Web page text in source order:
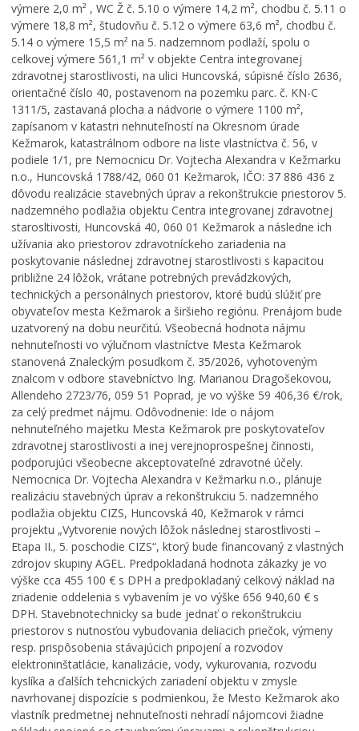
výmere 2,0 m² , WC Ž č. 5.10 o výmere 14,2 m², chodbu č. 5.11 o
výmere 18,8 m², študovňu č. 5.12 o výmere 63,6 m², chodbu č.
5.14 o výmere 15,5 m² na 5. nadzemnom podlaží, spolu o
celkovej výmere 561,1 m² v objekte Centra integrovanej
zdravotnej starostlivosti, na ulici Huncovská, súpisné číslo 2636,
orientačné číslo 40, postavenom na pozemku parc. č. KN-C
1311/5, zastavaná plocha a nádvorie o výmere 1100 m²,
zapísanom v katastri nehnuteľností na Okresnom úrade
Kežmarok, katastrálnom odbore na liste vlastníctva č. 56, v
podiele 1/1, pre Nemocnicu Dr. Vojtecha Alexandra v Kežmarku
n.o., Huncovská 1788/42, 060 01 Kežmarok, IČO: 37 886 436 z
dôvodu realizácie stavebných úprav a rekonštrukcie priestorov 5.
nadzemného podlažia objektu Centra integrovanej zdravotnej
starosltivosti, Huncovská 40, 060 01 Kežmarok a následne ich
užívania ako priestorov zdravotníckeho zariadenia na
poskytovanie následnej zdravotnej starostlivosti s kapacitou
približne 24 lôžok, vrátane potrebných prevádzkových,
technických a personálnych priestorov, ktoré budú slúžiť pre
obyvateľov mesta Kežmarok a širšieho regiónu. Prenájom bude
uzatvorený na dobu neurčitú. Všeobecná hodnota nájmu
nehnuteľnosti vo výlučnom vlastníctve Mesta Kežmarok
stanovená Znaleckým posudkom č. 35/2026, vyhotoveným
znalcom v odbore stavebníctvo Ing. Marianou Dragošekovou,
Allendeho 2723/76, 059 51 Poprad, je vo výške 59 406,36 €/rok,
za celý predmet nájmu. Odôvodnenie: Ide o nájom
nehnuteľného majetku Mesta Kežmarok pre poskytovateľov
zdravotnej starostlivosti a inej verejnoprospešnej činnosti,
podporujúci všeobecne akceptovateľné zdravotné účely.
Nemocnica Dr. Vojtecha Alexandra v Kežmarku n.o., plánuje
realizáciu stavebných úprav a rekonštrukciu 5. nadzemného
podlažia objektu CIZS, Huncovská 40, Kežmarok v rámci
projektu „Vytvorenie nových lôžok následnej starostlivosti –
Etapa II., 5. poschodie CIZS“, ktorý bude financovaný z vlastných
zdrojov skupiny AGEL. Predpokladaná hodnota zákazky je vo
výške cca 455 100 € s DPH a predpokladaný celkový náklad na
zriadenie oddelenia s vybavením je vo výške 656 940,60 € s
DPH. Stavebnotechnicky sa bude jednať o rekonštrukciu
priestorov s nutnosťou vybudovania deliacich priečok, výmeny
resp. prispôsobenia stávajúcich pripojení a rozvodov
elektroninštatlácie, kanalizácie, vody, vykurovania, rozvodu
kyslíka a ďalších tehcnických zariadení objektu v zmysle
navrhovanej dispozície s podmienkou, že Mesto Kežmarok ako
vlastník predmetnej nehnuteľnosti nehradí nájomcovi žiadne